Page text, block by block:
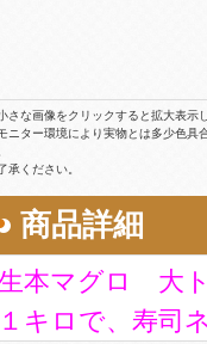
さな画像をクリックすると拡大表示
ニター環境により実物とは多少色具
承ください。
商品詳細
本マグロ 大
１キロで、寿司